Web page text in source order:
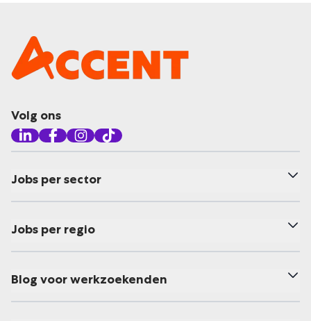
Volg ons
Jobs per sector
Jobs per regio
Blog voor werkzoekenden